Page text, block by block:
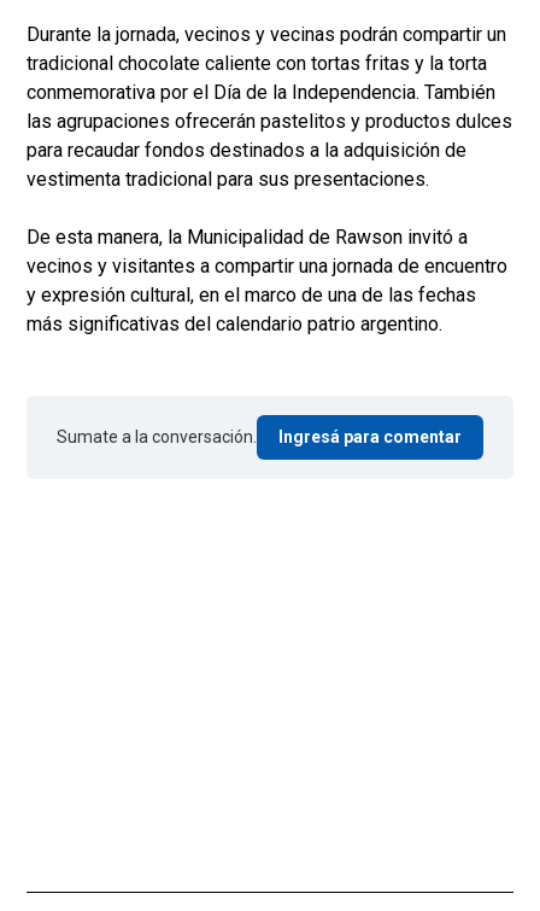
Durante la jornada, vecinos y vecinas podrán compartir un
tradicional chocolate caliente con tortas fritas y la torta
conmemorativa por el Día de la Independencia. También
las agrupaciones ofrecerán pastelitos y productos dulces
para recaudar fondos destinados a la adquisición de
vestimenta tradicional para sus presentaciones.
De esta manera, la Municipalidad de Rawson invitó a
vecinos y visitantes a compartir una jornada de encuentro
y expresión cultural, en el marco de una de las fechas
más significativas del calendario patrio argentino.
Sumate a la conversación. Ingresá para comentar